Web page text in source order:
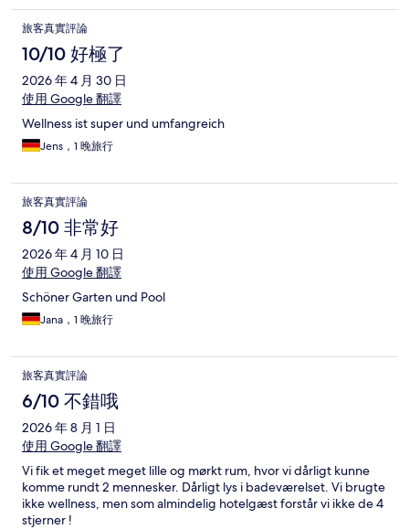
旅客真實評論
10/10 好極了
2026 年 4 月 30 日
使用 Google 翻譯
Wellness ist super und umfangreich
Jens，1 晚旅行
旅客真實評論
8/10 非常好
2026 年 4 月 10 日
使用 Google 翻譯
Schöner Garten und Pool
Jana，1 晚旅行
旅客真實評論
6/10 不錯哦
2026 年 8 月 1 日
使用 Google 翻譯
Vi fik et meget meget lille og mørkt rum, hvor vi dårligt kunne
komme rundt 2 mennesker. Dårligt lys i badeværelset. Vi brugte
ikke wellness, men som almindelig hotelgæst forstår vi ikke de 4
stjerner !